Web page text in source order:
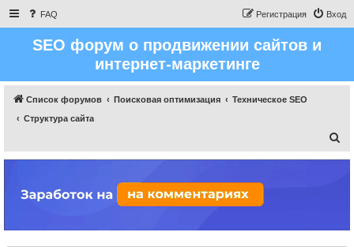
FAQ Вход
Регистрация
SEO форум о продвижении сайтов и
интернет-маркетинге
Список форумов Поисковая оптимизация
Техническое SEO
Структура сайта